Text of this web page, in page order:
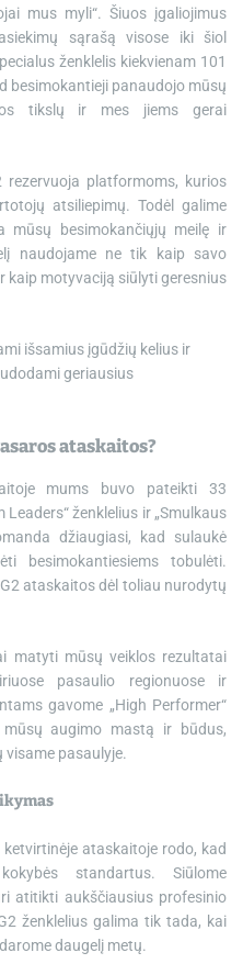
mus myli“. Šiuos įgaliojimus
sąrašą visose iki šiol
ženklelis kiekvienam 101
besimokantieji panaudojo mūsų
tikslų ir mes jiems gerai
rezervuoja platformoms, kurios
atsiliepimų. Todėl galime
mūsų besimokančiųjų meilę ir
naudojame ne tik kaip savo
kaip motyvaciją siūlyti geresnius
išsamius įgūdžių kelius ir
geriausius
ataskaitos?
mums buvo pateikti 33
ženklelius ir „Smulkaus
džiaugiasi, kad sulaukė
besimokantiesiems tobulėti.
ataskaitos dėl toliau nurodytų
matyti mūsų veiklos rezultatai
pasaulio regionuose ir
gavome „High Performer“
mūsų augimo mastą ir būdus,
visame pasaulyje.
ataskaitoje rodo, kad
standartus. Siūlome
atitikti aukščiausius profesinio
ženklelius galima tik tada, kai
daugelį metų.